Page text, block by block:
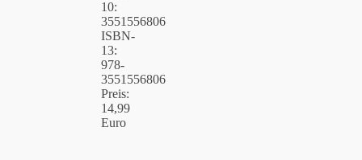
10:
3551556806
ISBN-
13:
978-
3551556806
Preis:
14,99
Euro